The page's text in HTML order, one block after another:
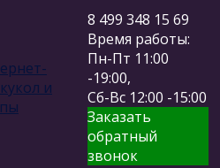
8 499 348 15 69
Время работы:
Пн-Пт 11:00
-19:00,
Сб-Вс 12:00 -15:00
Заказать
обратный
звонок